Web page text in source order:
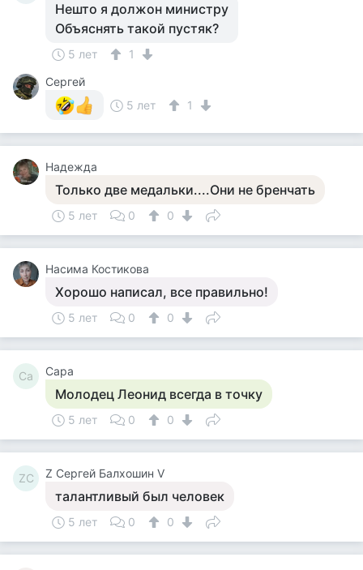
Нешто я должон министру
Объяснять такой пустяк?
5 лет
1
Сергей
5 лет
1
Надежда
Только две медальки....Они не бренчать
5 лет 0 0
Насима Костикова
Хорошо написал, все правильно!
5 лет 0 0
Са Сара
Молодец Леонид всегда в точку
5 лет 0 0
ZС Z Сергей Балхошин V
талантливый был человек
5 лет 0 0